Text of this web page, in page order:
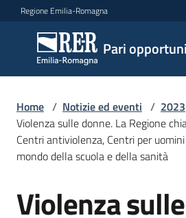
Vai al contenuto
Vai alla navigazione
Vai al footer
Regione Emilia-Romagna
Pari
Pari
opportunità
Argomenti
Home / Notizie ed eventi / 2023
Violenza sulle donne. La Regione
Centri antiviolenza, Centri per
mondo della scuola e della sanità
Salta al contenuto
Violenza